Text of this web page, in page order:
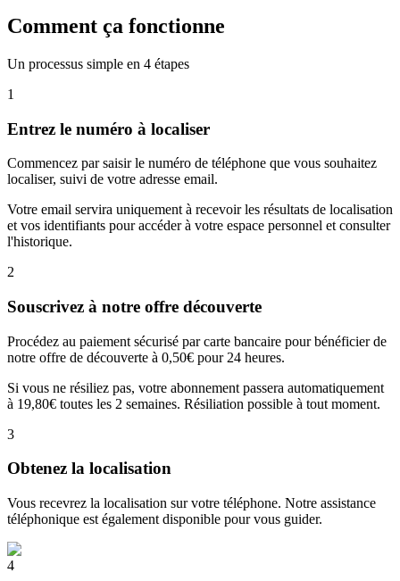
Comment ça fonctionne
Un processus simple en 4 étapes
1
Entrez le numéro à localiser
Commencez par saisir le numéro de téléphone que vous souhaitez
localiser, suivi de votre adresse email.
Votre email servira uniquement à recevoir les résultats de localisation
et vos identifiants pour accéder à votre espace personnel et consulter
l'historique.
2
Souscrivez à notre offre découverte
Procédez au paiement sécurisé par carte bancaire pour bénéficier de
notre offre de découverte à 0,50€ pour 24 heures.
Si vous ne résiliez pas, votre abonnement passera automatiquement
à 19,80€ toutes les 2 semaines. Résiliation possible à tout moment.
3
Obtenez la localisation
Vous recevrez la localisation sur votre téléphone. Notre assistance
téléphonique est également disponible pour vous guider.
4